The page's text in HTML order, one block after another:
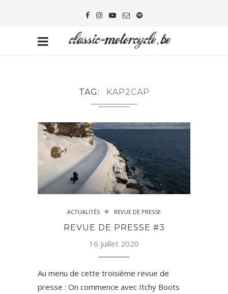
TAG KAP2CAP
ACTUALITÉS REVUE DE PRESSE
REVUE DE PRESSE #3
16 juillet 2020
Au menu de cette troisième revue de
presse : On commence avec Itchy Boots